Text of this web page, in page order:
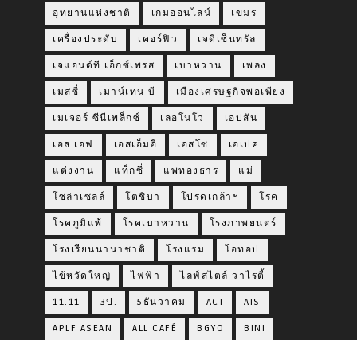
อุทยานแห่งชาติ เกมออนไลน์ เขมร
เครื่องประดับ เคอร์ฟิว เจดีเซ็นทรัล
เจแอนด์ที เอ็กซ์เพรส เบาหวาน เพลง
เมสซี่ เมาน์เท่น บี เมืองเศรษฐกิจพอเพียง
เมเจอร์ ซีนีเพล็กซ์ เลอโนโว เอปสัน
เอส เอฟ เอสเอ็มอี เอสโซ่ เอเปค
แต่งงาน แท็กซี่ แพทองธาร แม่
โซล่าเซลล์ โตชิบา โปรดเกล้าฯ โรค
โรคภูมิแพ้ โรคเบาหวาน โรงภาพยนตร์
โรงเรียนนานาชาติ โรงแรม โอทอป
ไข้หวัดใหญ่ ไฟฟ้า ไลฟ์สไตล์ วาไรตี้
11.11 3ป. 5ธันวาคม ACT AIS
APLF ASEAN ALL CAFÉ BGYO BINI